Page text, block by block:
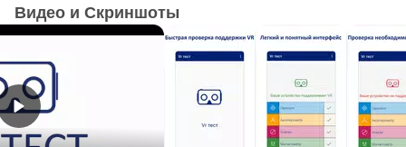
экрана.
VR тест проверяет список необходимых датчиков:
акселерометр, гироскоп, магнитометр, компас.
Помимо вышесказанного, для комфортного просмотра
у экрана должна быть достаточно высокая плотность
Видео и Скриншоты